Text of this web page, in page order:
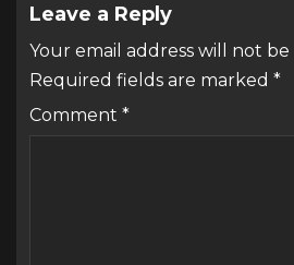
Leave a Reply
Your email address will not
Required fields are marked *
Comment *